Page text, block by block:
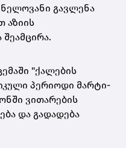
გავლენა
აზიის
"ქალების
პერიოდი მარტი-
ვითარების
და გადადება